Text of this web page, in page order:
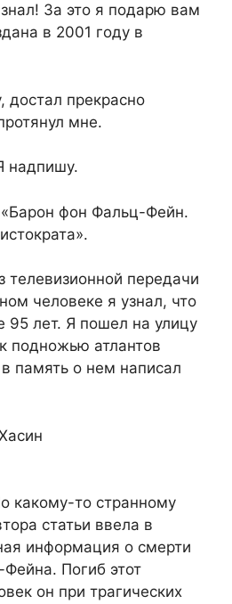
За это я подарю вам
в 2001 году в
прекрасно
мне.
надпишу.
фон Фальц-Фейн.
телевизионной передачи
человеке я узнал, что
95 лет. Я пошел на улицу
подножью атлантов
память о нем написал
какому-то странному
статьи ввела в
информация о смерти
Погиб этот
он при трагических